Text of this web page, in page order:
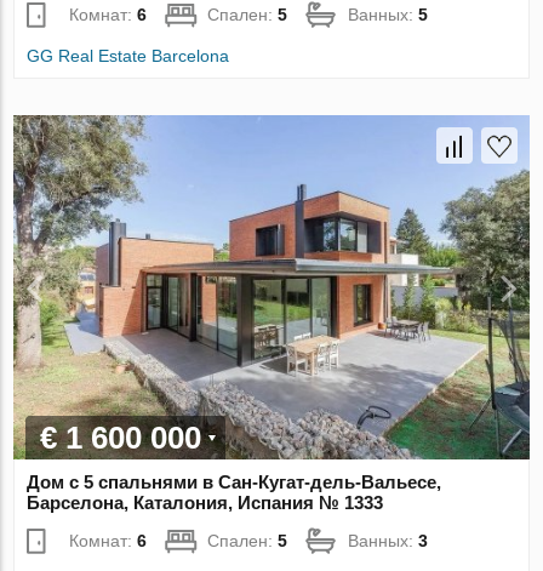
Комнат:6 Спален:5 Ванных:5
GG Real Estate Barcelona
€ 1 600 000
Дом с 5 спальнями в Сан-Кугат-дель-Вальесе,
Барселона, Каталония, Испания № 1333
Комнат:6 Спален:5 Ванных:3